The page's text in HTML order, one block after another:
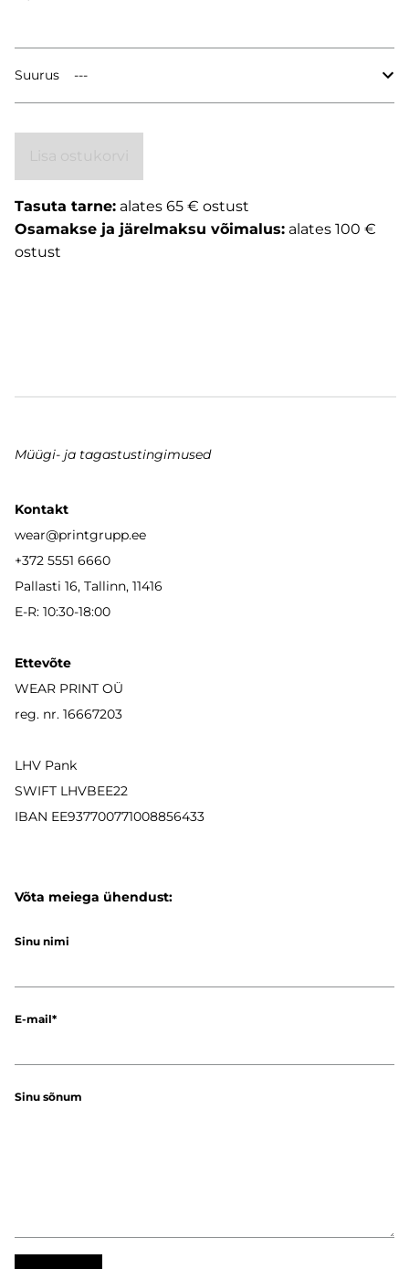
Suurus
Tasuta tarne: alates 65 € ostust
Osamakse ja järelmaksu võimalus: alates 100 €
ostust
Müügi- ja tagastustingimused
Kontakt
wear@printgrupp.ee
+372 5551 6660
Pallasti 16, Tallinn, 11416
E-R: 10:30-18:00
Ettevõte
WEAR PRINT OÜ
reg. nr. 16667203
LHV Pank
SWIFT LHVBEE22
IBAN EE937700771008856433
Võta meiega ühendust:
Sinu nimi
E-mail
Sinu sõnum